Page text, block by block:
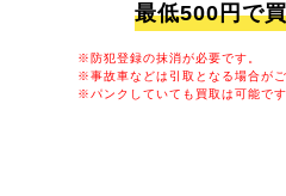
最低500円で
※防犯登録の抹消が必要です。
※事故車などは引取となる場合がご
※パンクしていても買取は可能で